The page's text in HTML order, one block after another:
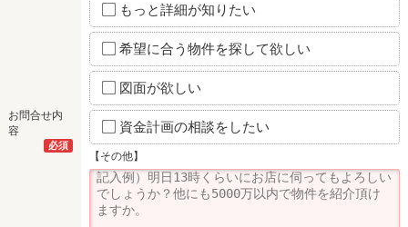
お問合せ内
容
必須
もっと詳細が知りたい
希望に合う物件を探して欲しい
図面が欲しい
資金計画の相談をしたい
【その他】